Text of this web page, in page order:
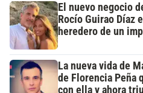
El nuevo negocio
Rocío Guirao Díaz
heredero de un
La nueva vida de
de Florencia Peña
con ella y ahora